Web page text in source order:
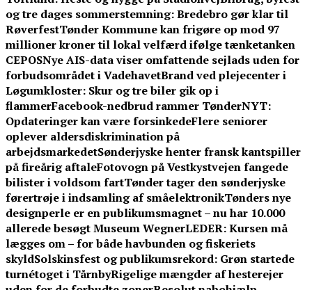
og tre dages sommerstemning: Bredebro gør klar til
RøverfestTønder Kommune kan frigøre op mod 97
millioner kroner til lokal velfærd ifølge tænketanken
CEPOSNye AIS-data viser omfattende sejlads uden for
forbudsområdet i VadehavetBrand ved plejecenter i
Løgumkloster: Skur og tre biler gik op i
flammerFacebook-nedbrud rammer TønderNYT:
Opdateringer kan være forsinkedeFlere seniorer
oplever aldersdiskrimination på
arbejdsmarkedetSønderjyske henter fransk kantspiller
på fireårig aftaleFotovogn på Vestkystvejen fangede
bilister i voldsom fartTønder tager den sønderjyske
førertrøje i indsamling af småelektronikTønders nye
designperle er en publikumsmagnet – nu har 10.000
allerede besøgt Museum WegnerLEDER: Kursen må
lægges om – for både havbunden og fiskeriets
skyldSolskinsfest og publikumsrekord: Grøn startede
turnétoget i TårnbyRigelige mængder af hesterejer